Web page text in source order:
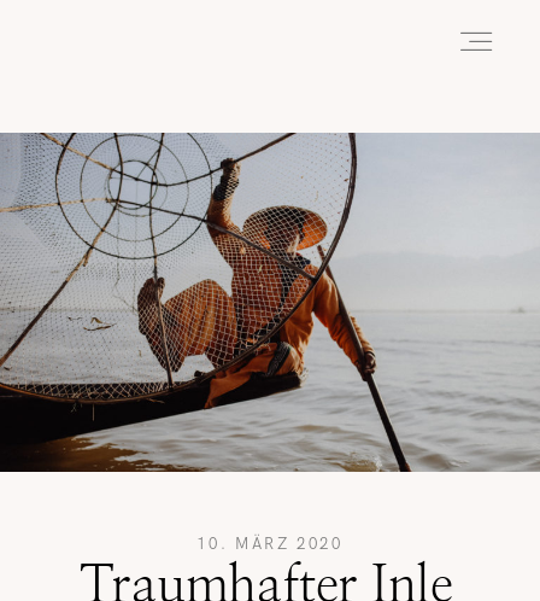
10. MÄRZ 2020
Traumhafter Inle
HOME
ABOUT
REISEN
WANDERN